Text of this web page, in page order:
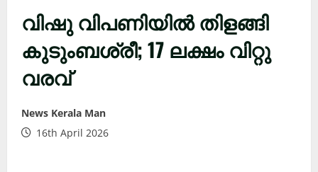
വിഷു വിപണിയിൽ തിളങ്ങി
കുടുംബശ്രീ; 17 ലക്ഷം വിറ്റു
വരവ്
News Kerala Man
16th April 2026